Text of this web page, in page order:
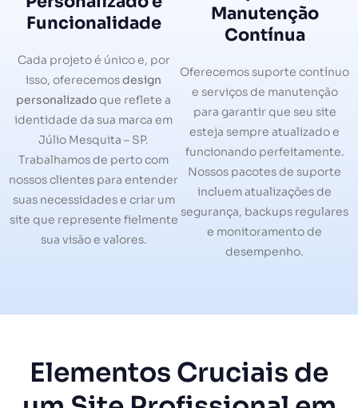
Funcionalidade
Cada projeto é único e, por
isso, oferecemosdesign
personalizadoque reflete a
identidade da sua marca em
Júlio Mesquita – SP.
Trabalhamos de perto com
nossos clientes para entender
suas necessidades e criar um
site que represente fielmente
sua visão e valores.
Manutenção
Contínua
Oferecemos suporte contínuo
e serviços de manutenção
para garantir que seu site
esteja sempre atualizado e
funcionando perfeitamente.
Nossos pacotes de suporte
incluem atualizações de
segurança, backups regulares
e monitoramento de
desempenho.
Elementos Cruciais de